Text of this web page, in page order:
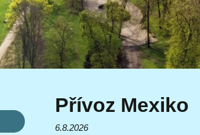
Přívoz Mexiko
6.8.2026